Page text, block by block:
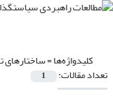
کلیدواژه‌ها =ساختارهای
تعداد مقالات: 1